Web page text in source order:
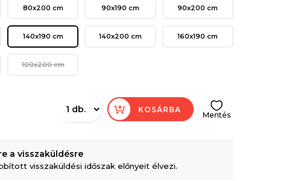
80x200 cm 90x190 cm 90x200 cm
140x190 cm 140x200 cm 160x190 cm
100x200 cm
KOSÁRBA
Mentés
a visszaküldésre
visszaküldési időszak előnyeit élvezi.